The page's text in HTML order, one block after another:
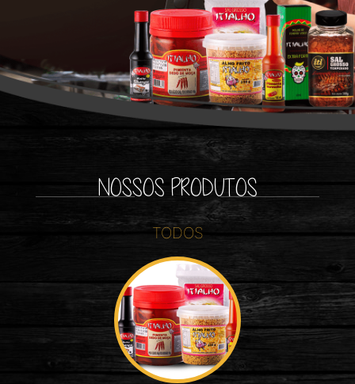
NOSSOS PRODUTOS
TODOS